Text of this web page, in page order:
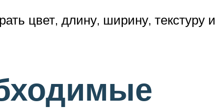
цвет, длину, ширину, текстуру и